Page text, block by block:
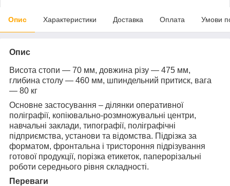
Опис Характеристики Доставка Оплата Умови
Опис
Висота стопи — 70 мм, довжина різу — 475 мм,
глибина столу — 460 мм, шпиндельний притиск, вага
— 80 кг
Основне застосування – ділянки оперативної
поліграфії, копіювально-розмножувальні центри,
навчальні заклади, типографії, поліграфічні
підприємства, установи та відомства. Підрізка за
форматом, фронтальна і тристороння підрізування
готової продукції, порізка етикеток, паперорізальні
роботи середнього рівня складності.
Переваги